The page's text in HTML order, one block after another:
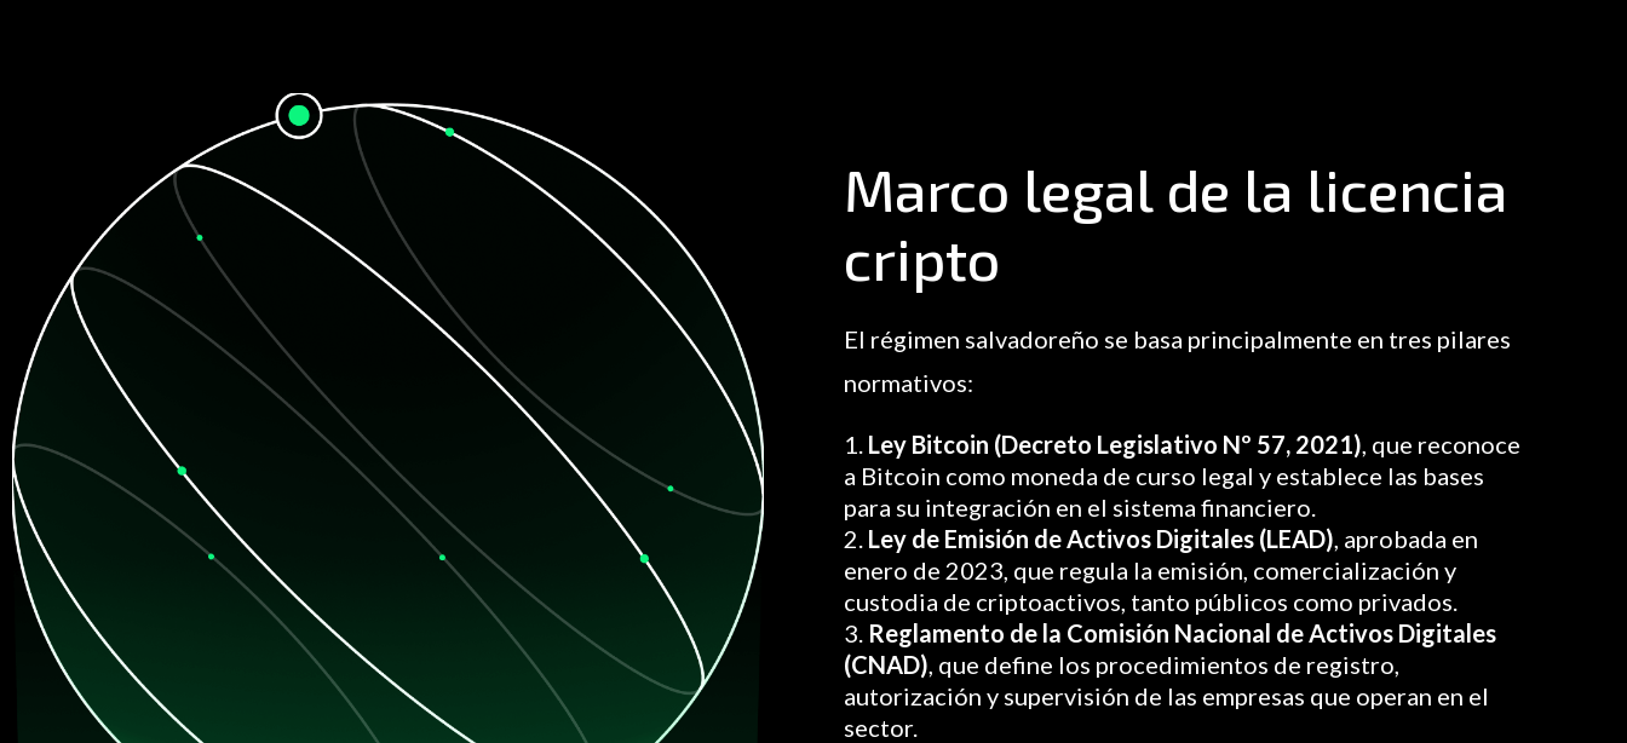
Marco legal de la licencia
cripto
El régimen salvadoreño se basa principalmente en tres pilares
normativos:
Ley Bitcoin (Decreto Legislativo Nº 57, 2021), que reconoce
a Bitcoin como moneda de curso legal y establece las bases
para su integración en el sistema financiero.
Ley de Emisión de Activos Digitales (LEAD), aprobada en
enero de 2023, que regula la emisión, comercialización y
custodia de criptoactivos, tanto públicos como privados.
Reglamento de la Comisión Nacional de Activos Digitales
(CNAD), que define los procedimientos de registro,
autorización y supervisión de las empresas que operan en el
sector.